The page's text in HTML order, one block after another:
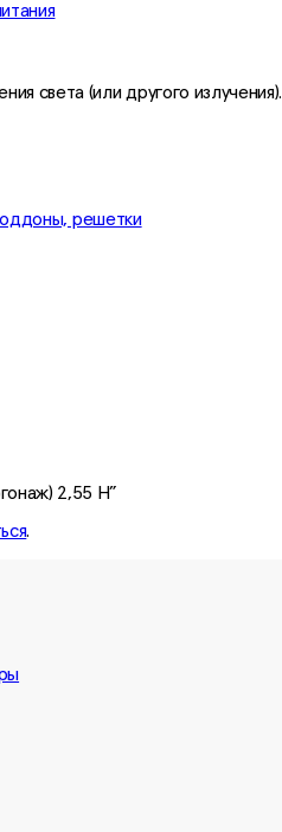
решетки
света (или другого излучения).
2,55 Н”
.